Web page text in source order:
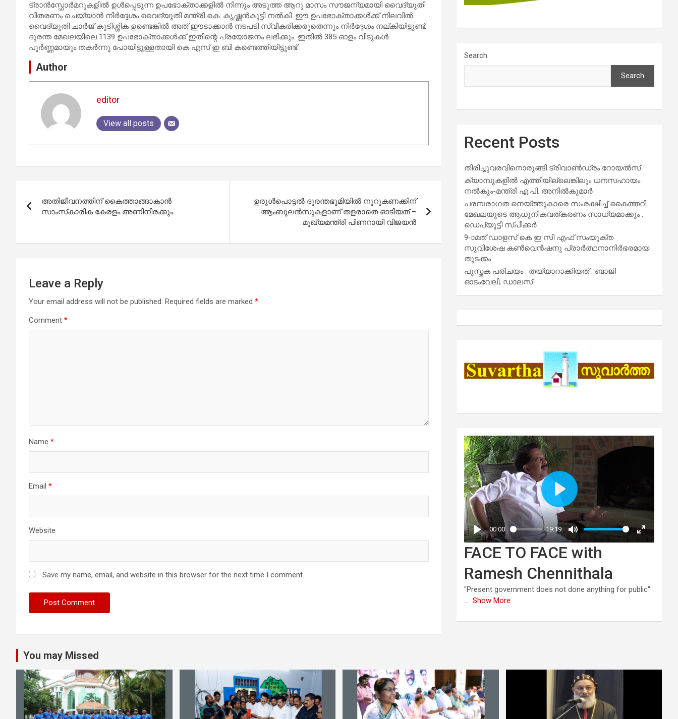
ട്രാൻസ്ഫോർമറുകളിൽ ഉൾപ്പെടുന്ന ഉപഭോക്താക്കളിൽ നിന്നും അടുത്ത ആറു മാസം സൗജന്യമായി വൈദ്യുതി
വിതരണം ചെയ്യാൻ നിർദ്ദേശം വൈദ്യുതി മന്ത്രി കെ. കൃഷ്ണൻകുട്ടി നൽകി. ഈ ഉപഭോക്താക്കള്‍ക്ക് നിലവില്‍
വൈദ്യുതി ചാര്‍ജ് കുടിശ്ശിക ഉണ്ടെങ്കില്‍ അത് ഈടാക്കാൻ നടപടി സ്വീകരിക്കരുതെന്നും നിർദ്ദേശം നല്കിയിട്ടുണ്ട്.
ദുരന്ത മേഖലയിലെ 1139 ഉപഭോക്താക്കള്‍ക്ക് ഇതിന്റെ പ്രയോജനം ലഭിക്കും. ഇതില്‍ 385 ഓളം വീടുകള്‍
പൂര്‍ണ്ണമായും തകര്‍ന്നു പോയിട്ടുള്ളതായി കെ എസ് ഇ ബി കണ്ടെത്തിയിട്ടുണ്ട്.
Author
editor
View all posts
navigation
അതിജീവനത്തിന് കൈത്താങ്ങാകാന്‍
സാംസ്‌കാരിക കേരളം അണിനിരക്കും
ഉരുള്‍പൊട്ടല്‍ ദുരന്തഭൂമിയില്‍ നൂറുകണക്കിന്
ആംബുലന്‍സുകളാണ് തളരാതെ ഓടിയത് –
മുഖ്യമന്ത്രി പിണറായി വിജയന്‍
Leave a Reply
Your email address will not be published. Required fields are marked *
Comment *
Name *
Email *
Website
Save my name, email, and website in this browser for the next time I comment.
Search
Search
Recent Posts
തിരിച്ചുവരവിനൊരുങ്ങി ട്രിവാൺഡ്രം റോയൽസ്
ക്യാമ്പുകളിൽ എത്തിയില്ലെങ്കിലും ധനസഹായം
നൽകും-മന്ത്രി എ.പി. അനിൽകുമാർ
പരമ്പരാഗത നെയ്ത്തുകാരെ സംരക്ഷിച്ച് കൈത്തറി
മേഖലയുടെ ആധുനികവത്കരണം സാധ്യമാക്കും :
ഡെപ്യൂട്ടി സ്പീക്കർ
9-ാമത് ഡാളസ് കെ ഇ സി എഫ് സംയുക്ത
സുവിശേഷ കൺവെൻഷനു പ്രാർത്ഥനാനിർഭരമായ
തുടക്കം
പുസ്തക പരിചയം : തയ്യാറാക്കിയത് : ബാജി
ഓടംവേലി, ഡാലസ്
FACE TO FACE with
Ramesh Chennithala
"Present government does not done anything for public"
... Show More
You may Missed